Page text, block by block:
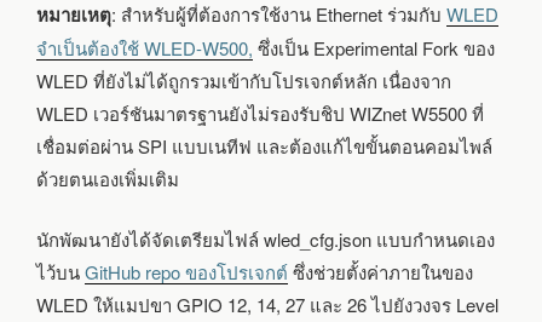
หมายเหตุ: สำหรับผู้ที่ต้องการใช้งาน Ethernet ร่วมกับ WLED
จำเป็นต้องใช้ WLED-W500, ซึ่งเป็น Experimental Fork ของ
WLED ที่ยังไม่ได้ถูกรวมเข้ากับโปรเจกต์หลัก เนื่องจาก
WLED เวอร์ชันมาตรฐานยังไม่รองรับชิป WIZnet W5500 ที่
เชื่อมต่อผ่าน SPI แบบเนทีฟ และต้องแก้ไขขั้นตอนคอมไพล์
ด้วยตนเองเพิ่มเติม
นักพัฒนายังได้จัดเตรียมไฟล์ wled_cfg.json แบบกำหนดเอง
ไว้บนGitHub repo ของโปรเจกต์ซึ่งช่วยตั้งค่าภายในของ
WLED ให้แมปขา GPIO 12, 14, 27 และ 26 ไปยังวงจร Level